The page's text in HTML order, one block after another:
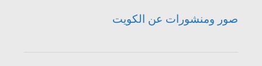
صور ومنشورات عن الكويت